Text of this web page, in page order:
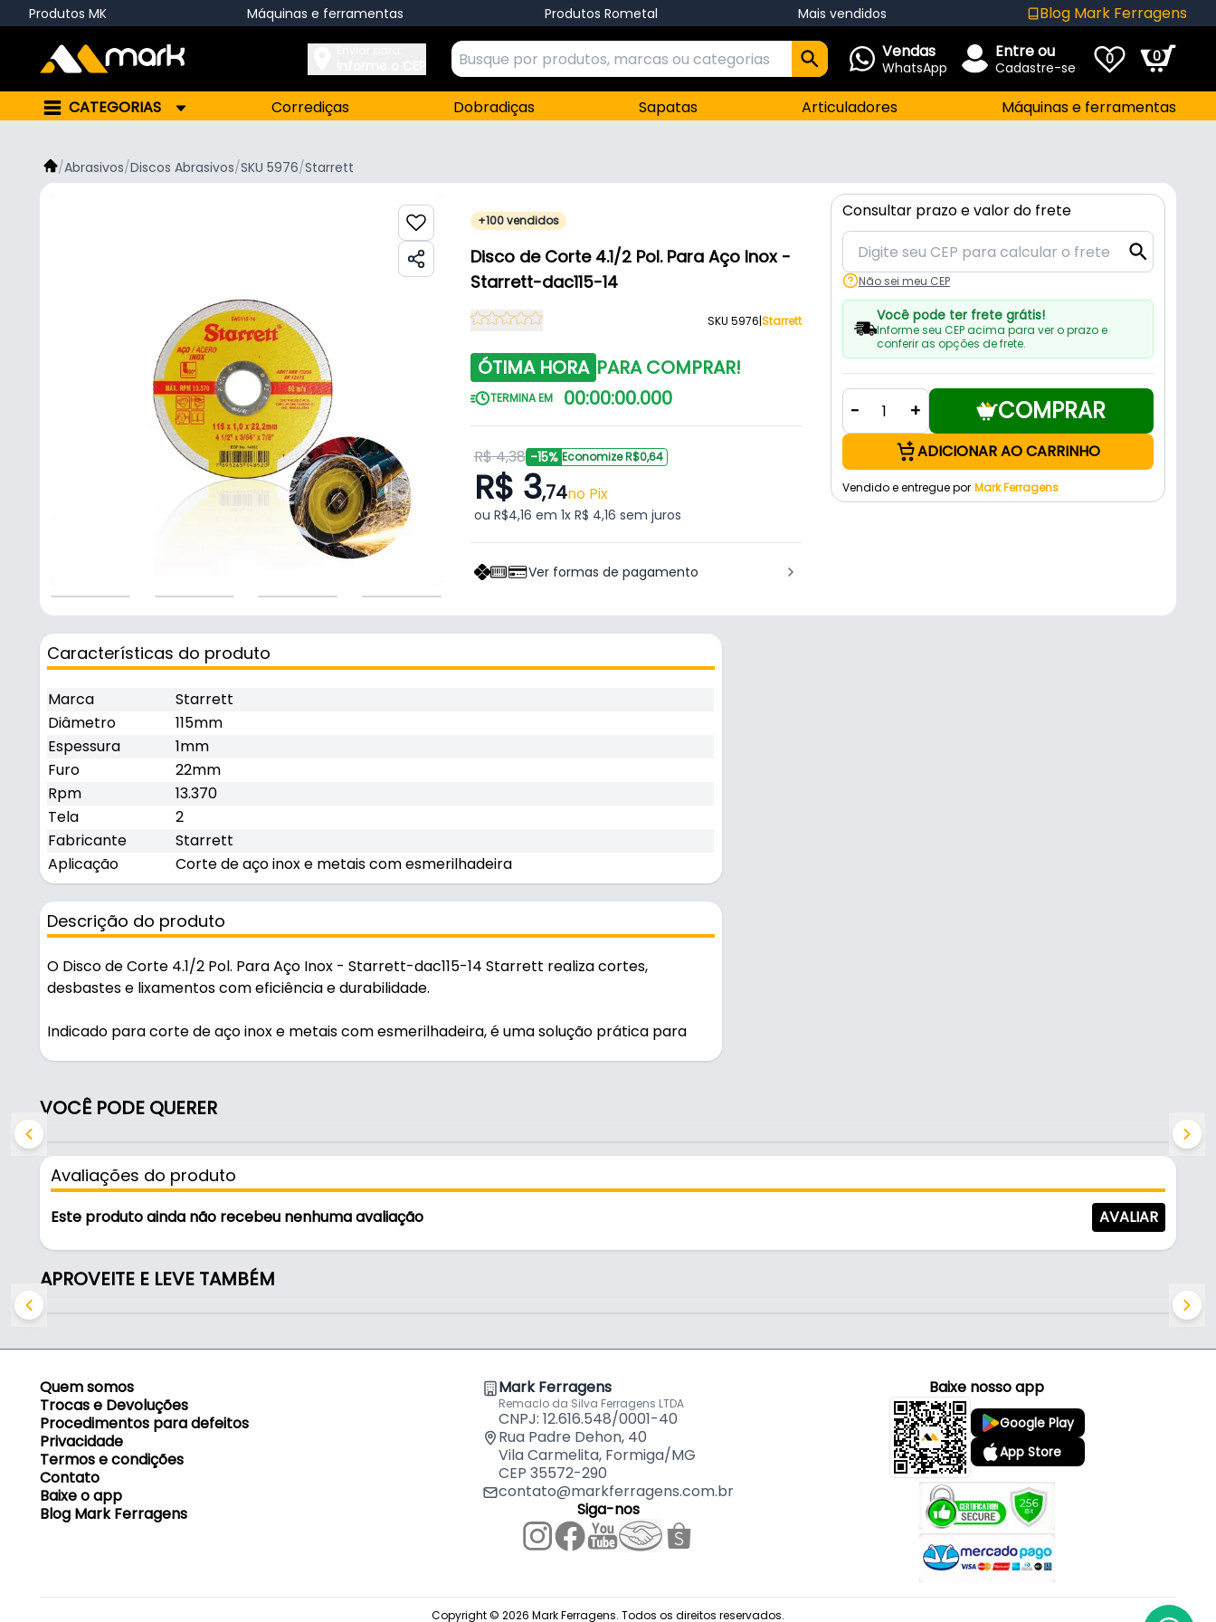
Produtos MK Máquinas e ferramentas Produtos Rometal Mais vendidos Blog Mark Ferragens
Vendas
WhatsApp
Entre ou
Cadastre-se 0 0
CATEGORIAS Corrediças Dobradiças Sapatas Articuladores Máquinas e ferramentas
/Abrasivos/Discos Abrasivos/SKU 5976/Starrett
+100 vendidos
Disco de Corte 4.1/2 Pol. Para Aço Inox -
Starrett-dac115-14
SKU 5976|Starrett
ÓTIMA HORA PARA COMPRAR!
TERMINA EM 00:00:00.000
R$ 4,38 -15% Economize R$0,64
R$ 3,74no Pix
ou R$4,16 em 1x R$ 4,16 sem juros
Ver formas de pagamento
Consultar prazo e valor do frete
Não sei meu CEP
Você pode ter frete grátis!
Informe seu CEP acima para ver o prazo e
conferir as opções de frete.
- + COMPRAR
ADICIONAR AO CARRINHO
Vendido e entregue por Mark Ferragens
Características do produto
Marca
Starrett
Diâmetro
115mm
Espessura
1mm
Furo
22mm
Rpm
13.370
Tela
2
Fabricante
Starrett
Aplicação
Corte de aço inox e metais com esmerilhadeira
Descrição do produto
O Disco de Corte 4.1/2 Pol. Para Aço Inox - Starrett-dac115-14 Starrett realiza cortes,
desbastes e lixamentos com eficiência e durabilidade.
Indicado para corte de aço inox e metais com esmerilhadeira, é uma solução prática para
Características:
- Marca: Starrett
- Espessura: 1mm
- Furo: 22mm
- Rpm: 13.370
- Tela: 2
- Fabricante: Starrett
- Aplicação: Corte de aço inox e metais com esmerilhadeira
VOCÊ PODE QUERER
Avaliações do produto
Este produto ainda não recebeu nenhuma avaliação AVALIAR
APROVEITE E LEVE TAMBÉM
Quem somos
Trocas e Devoluções
Procedimentos para defeitos
Privacidade
Termos e condições
Contato
Baixe o app
Blog Mark Ferragens
Mark Ferragens
Remaclo da Silva Ferragens LTDA
CNPJ: 12.616.548/0001-40
Rua Padre Dehon, 40
Vila Carmelita, Formiga/MG
CEP 35572-290
contato@markferragens.com.br
Siga-nos
Baixe nosso app
Google Play
App Store
Copyright © 2026 Mark Ferragens. Todos os direitos reservados.